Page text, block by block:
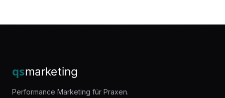
Performance Marketing für Praxen.